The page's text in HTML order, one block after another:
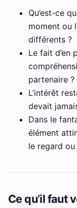
Qu’est-ce
moment ou
différents ?
Le fait d’en
partenaire ?
L’intérêt
devait
Dans le
élément
le regard ou
Ce qu’il faut